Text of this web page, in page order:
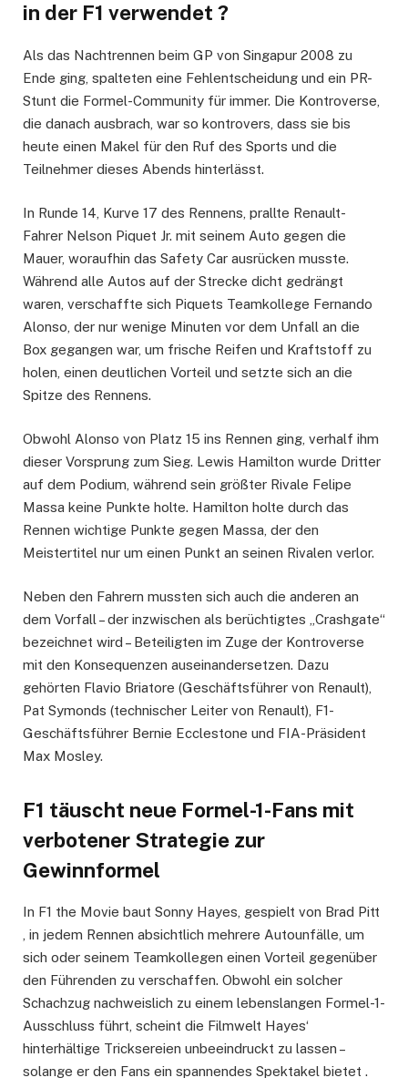
in der F1 verwendet ?
Als das Nachtrennen beim GP von Singapur 2008 zu
Ende ging, spalteten eine Fehlentscheidung und ein PR-
Stunt die Formel-Community für immer. Die Kontroverse,
die danach ausbrach, war so kontrovers, dass sie bis
heute einen Makel für den Ruf des Sports und die
Teilnehmer dieses Abends hinterlässt.
In Runde 14, Kurve 17 des Rennens, prallte Renault-
Fahrer Nelson Piquet Jr. mit seinem Auto gegen die
Mauer, woraufhin das Safety Car ausrücken musste.
Während alle Autos auf der Strecke dicht gedrängt
waren, verschaffte sich Piquets Teamkollege Fernando
Alonso, der nur wenige Minuten vor dem Unfall an die
Box gegangen war, um frische Reifen und Kraftstoff zu
holen, einen deutlichen Vorteil und setzte sich an die
Spitze des Rennens.
Obwohl Alonso von Platz 15 ins Rennen ging, verhalf ihm
dieser Vorsprung zum Sieg. Lewis Hamilton wurde Dritter
auf dem Podium, während sein größter Rivale Felipe
Massa keine Punkte holte. Hamilton holte durch das
Rennen wichtige Punkte gegen Massa, der den
Meistertitel nur um einen Punkt an seinen Rivalen verlor.
Neben den Fahrern mussten sich auch die anderen an
dem Vorfall – der inzwischen als berüchtigtes „Crashgate“
bezeichnet wird – Beteiligten im Zuge der Kontroverse
mit den Konsequenzen auseinandersetzen. Dazu
gehörten Flavio Briatore (Geschäftsführer von Renault),
Pat Symonds (technischer Leiter von Renault), F1-
Geschäftsführer Bernie Ecclestone und FIA-Präsident
Max Mosley.
F1 täuscht neue Formel-1-Fans mit
verbotener Strategie zur
Gewinnformel
In F1 the Movie baut Sonny Hayes, gespielt von Brad Pitt
, in jedem Rennen absichtlich mehrere Autounfälle, um
sich oder seinem Teamkollegen einen Vorteil gegenüber
den Führenden zu verschaffen. Obwohl ein solcher
Schachzug nachweislich zu einem lebenslangen Formel-1-
Ausschluss führt, scheint die Filmwelt Hayes‘
hinterhältige Tricksereien unbeeindruckt zu lassen –
solange er den Fans ein spannendes Spektakel bietet .